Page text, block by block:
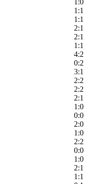
1:0
1:1
1:1
2:1
2:1
1:1
4:2
0:2
3:1
2:2
2:2
2:1
1:0
0:0
2:0
1:0
2:2
0:0
1:0
2:1
1:1